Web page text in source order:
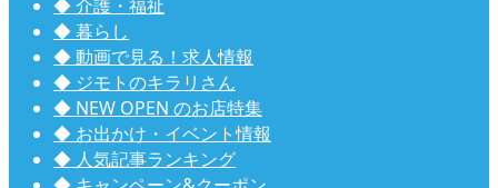
◆ 介護・福祉
◆ 暮らし
◆ 動画で見る！求人情報
◆ ジモトのキラリさん
◆ NEW OPEN のお店特集
◆ お出かけ・イベント情報
◆ 人気記事ランキング